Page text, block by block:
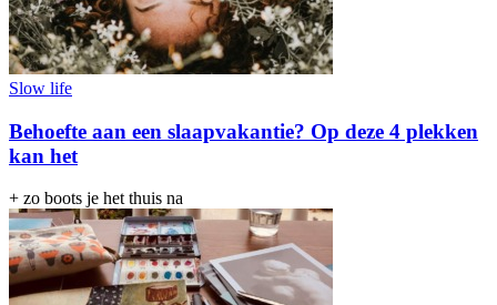
Slow life
Behoefte aan een slaapvakantie? Op deze 4 plekken
kan het
+ zo boots je het thuis na